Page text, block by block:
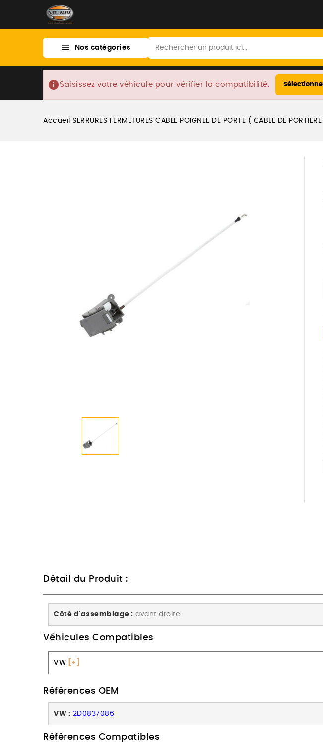
 Nos catégories
info Saisissez votre véhicule pour vérifier la compatibilité.
Accueil SERRURES FERMETURES CABLE POIGNEE DE PORTE ( CABLE DE
Détail du Produit :
Côté d'assemblage : avant droite
Véhicules Compatibles
VW [+]
Références OEM
VW : 2D0837086
Références Compatibles